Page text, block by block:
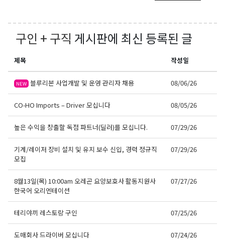
구인 + 구직 게시판에 최신 등록된 글
제목 작성일
NEW 블루리본 사업개발 및 운영 관리자 채용 08/06/26
CO-HO Imports – Driver 모십니다 08/05/26
높은 수익을 창출할 독점 파트너(딜러)를 모십니다. 07/29/26
기계/레이저 장비 설치 및 유지 보수 신입, 경력 정규직
모집
07/29/26
8월13일(목) 10:00am 오레곤 요양보호사 활동지원사
한국어 오리엔테이션
07/27/26
테리야끼 레스토랑 구인 07/25/26
도매회사 드라이버 모십니다 07/24/26